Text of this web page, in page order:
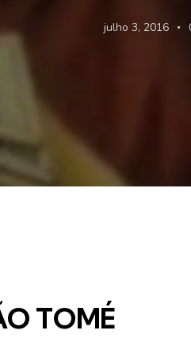
julho 3, 2016
TOMÉ